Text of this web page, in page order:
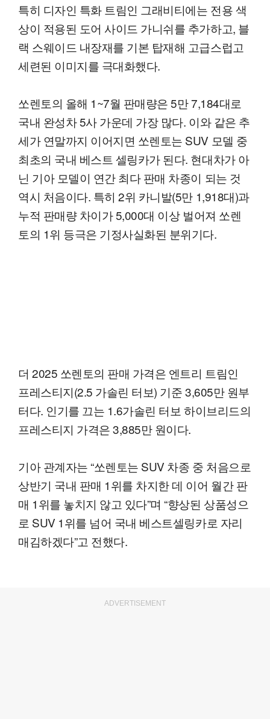
특히 디자인 특화 트림인 그래비티에는 전용 색
상이 적용된 도어 사이드 가니쉬를 추가하고, 블
랙 스웨이드 내장재를 기본 탑재해 고급스럽고
세련된 이미지를 극대화했다.
쏘렌토의 올해 1~7월 판매량은 5만 7,184대로
국내 완성차 5사 가운데 가장 많다. 이와 같은 추
세가 연말까지 이어지면 쏘렌토는 SUV 모델 중
최초의 국내 베스트 셀링카가 된다. 현대차가 아
닌 기아 모델이 연간 최다 판매 차종이 되는 것
역시 처음이다. 특히 2위 카니발(5만 1,918대)과
누적 판매량 차이가 5,000대 이상 벌어져 쏘렌
토의 1위 등극은 기정사실화된 분위기다.
더 2025 쏘렌토의 판매 가격은 엔트리 트림인
프레스티지(2.5 가솔린 터보) 기준 3,605만 원부
터다. 인기를 끄는 1.6가솔린 터보 하이브리드의
프레스티지 가격은 3,885만 원이다.
기아 관계자는 “쏘렌토는 SUV 차종 중 처음으로
상반기 국내 판매 1위를 차지한 데 이어 월간 판
매 1위를 놓치지 않고 있다”며 “향상된 상품성으
로 SUV 1위를 넘어 국내 베스트셀링카로 자리
매김하겠다”고 전했다.
ADVERTISEMENT